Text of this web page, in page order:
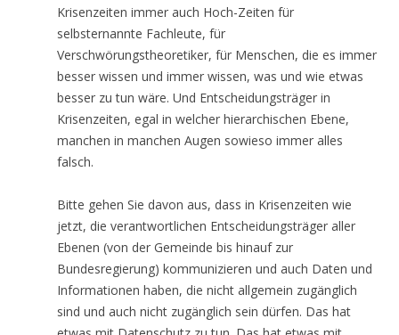
Krisenzeiten immer auch Hoch-Zeiten für
selbsternannte Fachleute, für
Verschwörungstheoretiker, für Menschen, die es immer
besser wissen und immer wissen, was und wie etwas
besser zu tun wäre. Und Entscheidungsträger in
Krisenzeiten, egal in welcher hierarchischen Ebene,
manchen in manchen Augen sowieso immer alles
falsch.
Bitte gehen Sie davon aus, dass in Krisenzeiten wie
jetzt, die verantwortlichen Entscheidungsträger aller
Ebenen (von der Gemeinde bis hinauf zur
Bundesregierung) kommunizieren und auch Daten und
Informationen haben, die nicht allgemein zugänglich
sind und auch nicht zugänglich sein dürfen. Das hat